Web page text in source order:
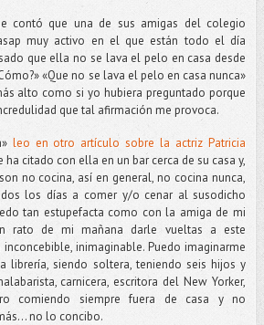
contó que una de sus amigas del colegio
muy activo en el que están todo el día
que ella no se lava el pelo en casa desde
«Que no se lava el pelo en casa nunca»
alto como si yo hubiera preguntado porque
que tal afirmación me provoca.
leo en otro artículo sobre la actriz Patricia
ha citado con ella en un bar cerca de su casa y,
no cocina, así en general, no cocina nunca,
los días a comer y/o cenar al susodicho
tan estupefacta como con la amiga de mi
rato de mi mañana darle vueltas a este
inimaginable. Puedo imaginarme
librería, siendo soltera, teniendo seis hijos y
carnicera, escritora del New Yorker,
comiendo siempre fuera de casa y no
no lo concibo.